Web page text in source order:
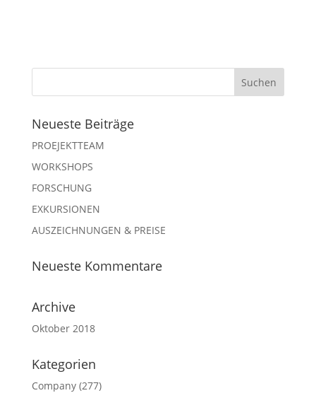
Neueste Beiträge
PROEJEKTTEAM
WORKSHOPS
FORSCHUNG
EXKURSIONEN
AUSZEICHNUNGEN & PREISE
Neueste Kommentare
Archive
Oktober 2018
Kategorien
Company(277)